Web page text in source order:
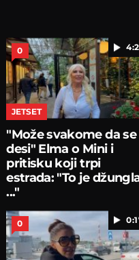
0
JETSET
"Može svakome da se
desi" Elma o Mini i
pritisku koji trpi
estrada: "To je
..."
0